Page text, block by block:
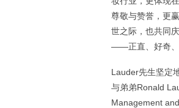
尊敬与赞誉，更
世之际，也共同
——正直、好奇、
Lauder先生坚定
与弟弟Ronald
Management